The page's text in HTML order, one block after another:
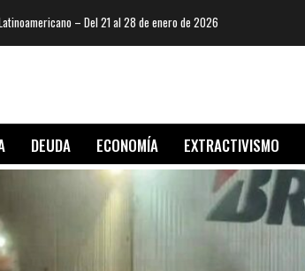
– Del 21 al 28 de enero de 2026
DEUDA ECONOMÍA EXTRACTIVISMO